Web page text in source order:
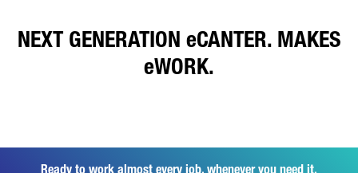
NEXT GENERATION eCANTER. MAKES
eWORK.
Ready to work almost every job, whenever you need it.